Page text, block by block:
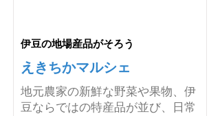
伊豆の地場産品がそろう
えきちかマルシェ
地元農家の新鮮な野菜や果物、伊
豆ならではの特産品が並び、日常